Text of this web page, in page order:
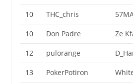
10 THC_chris
10 Don Padre Ze
12 pulorange
13 PokerPotiron